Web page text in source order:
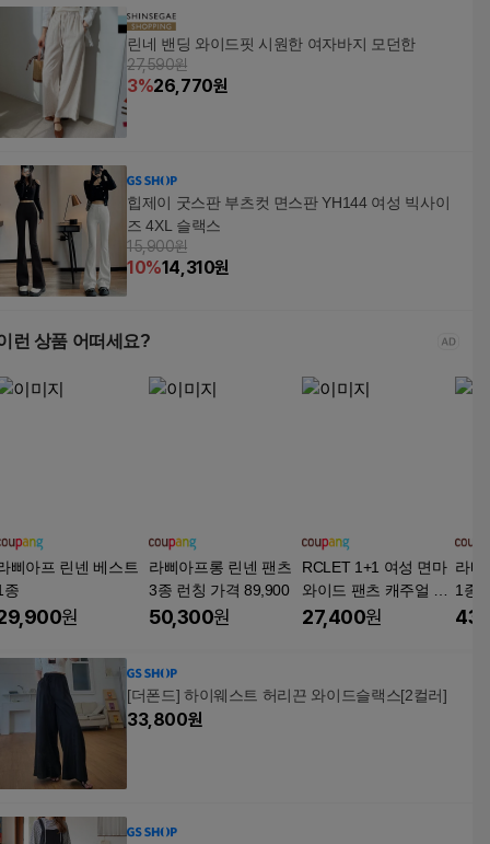
린네 밴딩 와이드핏 시원한 여자바지 모던한
27,590원
3%26,770원
힙제이 굿스판 부츠컷 면스판 YH144 여성 빅사이
즈 4XL 슬랙스
15,900원
10%14,310원
런 상품 어떠세요?
삐아프 린넨 베스트
종
원
라삐아프롱 린넨 팬츠
3종 런칭 가격 89,900
50,300원
RCLET 1+1 여성 면마
와이드 팬츠 캐주얼 밴
딩 스트라이프 팬츠 빅
27,400원
라삐
1종
[더폰드] 하이웨스트 허리끈 와이드슬랙스[2컬러]
33,800원